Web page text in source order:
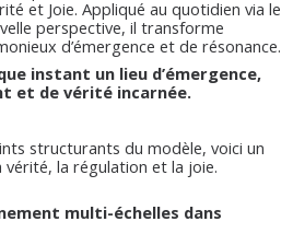
et Joie. Appliqué au quotidien via le
perspective, il transforme
d’émergence et de résonance.
instant un lieu d’émergence,
et de vérité incarnée.
structurants du modèle, voici un
la régulation et la joie.
multi-échelles dans